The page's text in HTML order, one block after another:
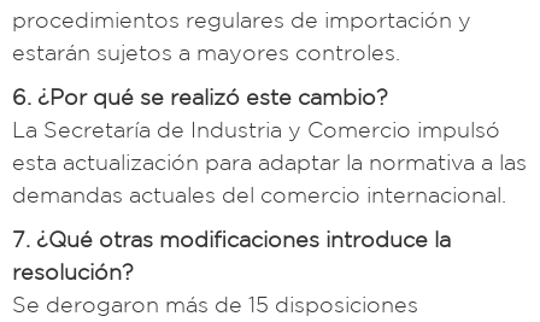
procedimientos regulares de importación y
estarán sujetos a mayores controles.
6. ¿Por qué se realizó este cambio?
La Secretaría de Industria y Comercio impulsó
esta actualización para adaptar la normativa a las
demandas actuales del comercio internacional.
7. ¿Qué otras modificaciones introduce la
resolución?
Se derogaron más de 15 disposiciones